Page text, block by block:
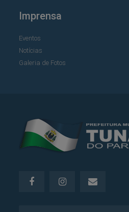
Imprensa
Eventos
Notícias
Galeria de Fotos